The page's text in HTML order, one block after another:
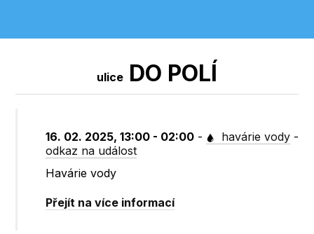
ulice DO POLÍ
16. 02. 2025, 13:00 - 02:00 - havárie vody -
odkaz na událost
Havárie vody
Přejít na více informací